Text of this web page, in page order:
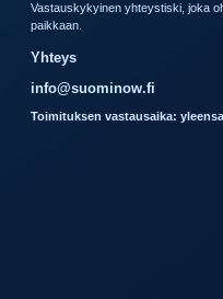
Vastauskykyinen yhteystiski, joka
paikkaan.
Yhteys
info@suominow.fi
Toimituksen vastausaika: